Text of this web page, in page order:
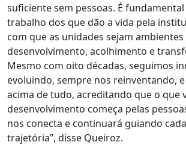
suficiente sem pessoas. É
trabalho dos que dão a vida pela
com que as unidades sejam ambientes
desenvolvimento, acolhimento e
Mesmo com oito décadas, seguimos
evoluindo, sempre nos reinventando,
acima de tudo, acreditando que o que
desenvolvimento começa pelas
nos conecta e continuará guiando
trajetória”, disse Queiroz.